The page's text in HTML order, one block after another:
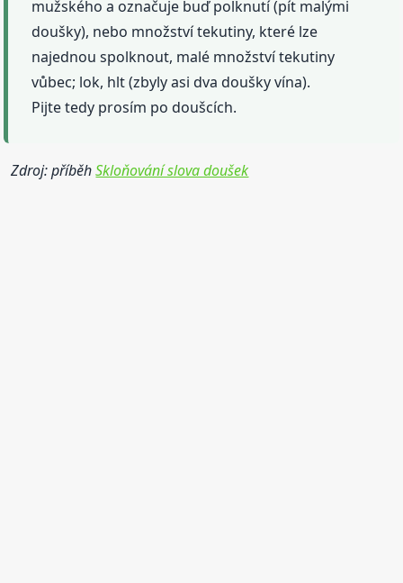
mužského a označuje buď polknutí (pít malými
doušky), nebo množství tekutiny, které lze
najednou spolknout, malé množství tekutiny
vůbec; lok, hlt (zbyly asi dva doušky vína).
Pijte tedy prosím po doušcích.
Zdroj: příběhSkloňování slova doušek